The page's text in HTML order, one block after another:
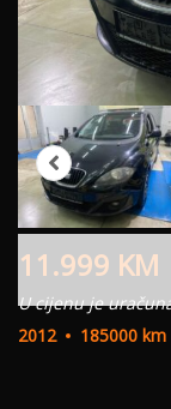
11.999 KM
U cijenu je
2012
185000 km